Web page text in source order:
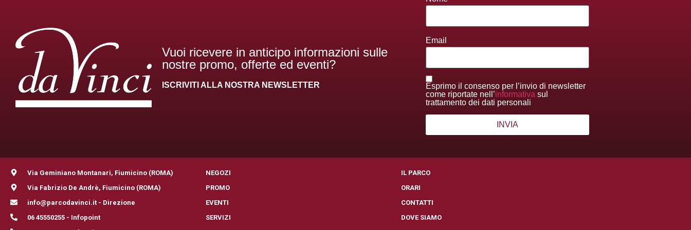
Vuoi ricevere in anticipo informazioni sulle
nostre promo, offerte ed eventi?
ISCRIVITI ALLA NOSTRA NEWSLETTER
Email
Esprimo il consenso per l’invio di newsletter
come riportate nell’informativa sul
trattamento dei dati personali
Via Geminiano Montanari, Fiumicino (ROMA)
Via Fabrizio De Andrè, Fiumicino (ROMA)
info@parcodavinci.it - Direzione
06 45550255 - Infopoint
NEGOZI
PROMO
EVENTI
SERVIZI
IL PARCO
ORARI
CONTATTI
DOVE SIAMO